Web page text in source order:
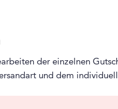
der einzelnen
und dem